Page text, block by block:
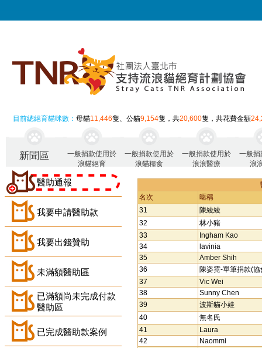
目前總絕育貓咪數：母貓11,446隻、公貓9,154隻，共20,600隻，共花費金額
新聞區
一般捐款使用於
浪貓絕育
一般捐款使用於
浪貓糧食
一般捐款使用於
浪浪醫療
一般捐
浪
醫助通報
我要申請醫助款
我要出錢贊助
未滿額醫助區
已滿額尚未完成付款
醫助區
已完成醫助款案例
名次
暱稱
31
陳綾綾
32
林小豬
33
Ingham Kao
34
lavinia
35
Amber Shih
36
陳姿霓-單筆捐款(
37
Vic Wei
38
Sunny Chen
39
波斯貓小娃
40
無名氏
41
Laura
42
Naommi